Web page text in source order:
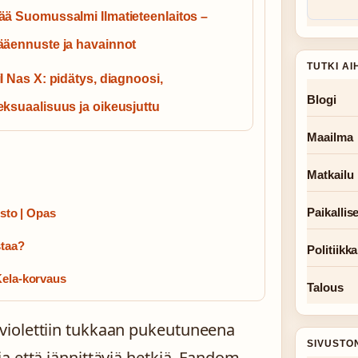
Suomussalmi Ilmatieteenlaitos –
ja havainnot
Nas X: pidätys, diagnoosi,
ja oikeusjuttu
| Opas
korvaus
tukkaan pukeutuneena
TUTKI
Blogi
Maailma
Matkailu
Politiikka
Talous